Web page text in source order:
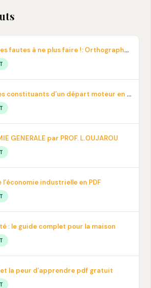
Toutes ces fautes à ne plus faire !: Orthographe, contresens, prononciation… En pdf
Étude des constituants d’un départ moteur en PDF
GENERALE par PROF. L.OUJAROU
l’économie industrielle en PDF
: le guide complet pour la maison
et la peur d’apprendre pdf gratuit